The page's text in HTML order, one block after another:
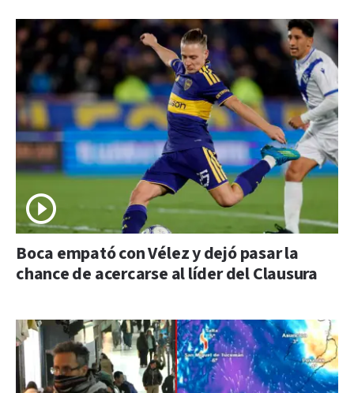
Boca empató con Vélez y dejó pasar la
chance de acercarse al líder del Clausura